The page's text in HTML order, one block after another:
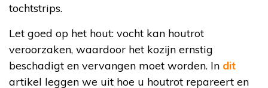
tochtstrips.
Let goed op het hout: vocht kan houtrot
veroorzaken, waardoor het kozijn ernstig
beschadigt en vervangen moet worden. In dit
artikel leggen we uit hoe u houtrot repareert en